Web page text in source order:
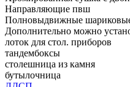
Направляющие пвш
Полновыдвижные
Дополнительно можно
лоток для стол. приборов
тандембоксы
столешница из камня
бутылочница